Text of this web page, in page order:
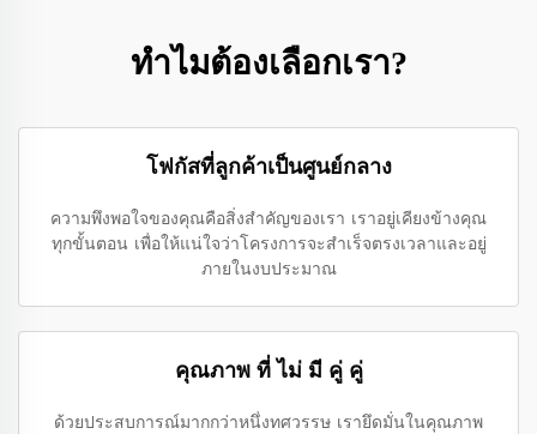
ทำไมต้องเลือกเรา?
โฟกัสที่ลูกค้าเป็นศูนย์กลาง
ความพึงพอใจของคุณคือสิ่งสำคัญของเรา เราอยู่เคียงข้างคุณ
ทุกขั้นตอน เพื่อให้แน่ใจว่าโครงการจะสำเร็จตรงเวลาและอยู่
ภายในงบประมาณ
คุณภาพ ที่ ไม่ มี คู่ คู่
ด้วยประสบการณ์มากกว่าหนึ่งทศวรรษ เรายึดมั่นในคุณภาพ